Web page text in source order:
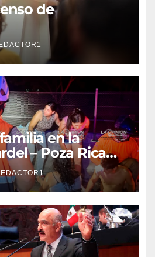
de
en la
– Poza Rica
por tardanza
municipal